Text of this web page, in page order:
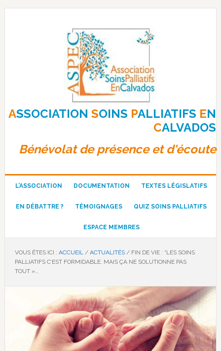
Passer
Passer
Passer
ASSOCIATIONSOINS PALLIATIFS EN
CALVADOS
Bénévolat de présence et d'écoute
L’ASSOCIATION DOCUMENTATION TEXTES LÉGISLATIFS
EN DÉBATTRE ? TÉMOIGNAGES QUIZ SOINS PALLIATIFS
ESPACE MEMBRES
VOUS ÊTES ICI : ACCUEIL / ACTUALITÉS /FIN DE VIE : “LES SOINS
PALLIATIFS C’EST FORMIDABLE, MAIS ÇA NE SOLUTIONNE PAS
TOUT »…